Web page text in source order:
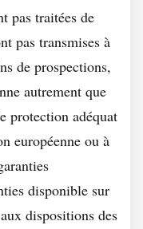
pas traitées de
pas transmises à
de prospections,
autrement que
protection adéquat
européenne ou à
disponible sur
dispositions des